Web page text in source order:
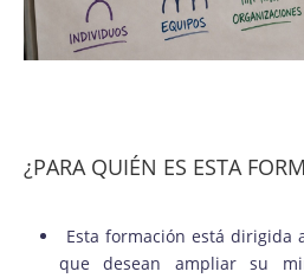
¿PARA QUIÉN ES ESTA
Esta formación está dirigida
que desean ampliar su